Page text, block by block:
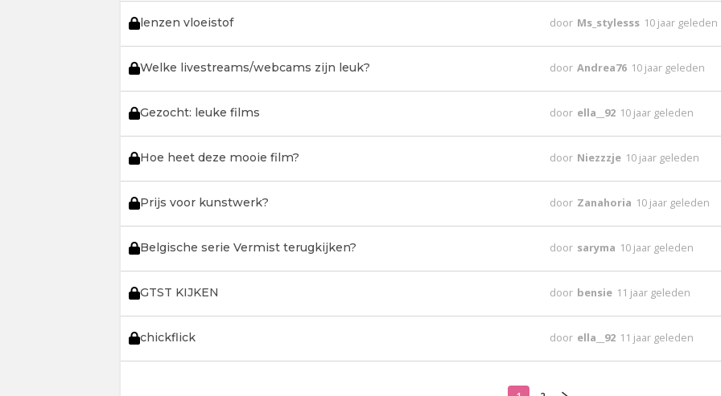
lenzen vloeistof door Ms_stylesss 10 jaar geleden
Welke livestreams/webcams zijn leuk? door Andrea76 10 jaar geleden
Gezocht: leuke films door ella__92 10 jaar geleden
Hoe heet deze mooie film? door Niezzzje 10 jaar geleden
Prijs voor kunstwerk? door Zanahoria 10 jaar geleden
Belgische serie Vermist terugkijken? door saryma 10 jaar geleden
GTST KIJKEN door bensie 11 jaar geleden
chickflick door ella__92 11 jaar geleden